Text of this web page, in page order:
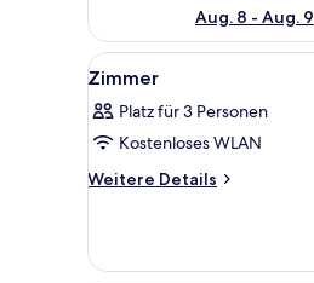
Aug. 8 - Aug. 9
Alle
Fotos
für
Zimmer
anzeigen
4
Zimmer
Platz für 3 Personen
Kostenloses WLAN
Weitere Details
Weitere